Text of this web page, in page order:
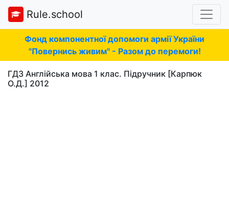
Rule.school
Фонд компонентної допомоги армії України
"Повернись живим" - Разом до перемоги!
ГДЗ Англійська мова 1 клас. Підручник [Карпюк
О.Д.] 2012